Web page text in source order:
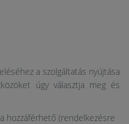
a szolgáltatás nyújtása
úgy választja meg és
hozzáférhető (rendelkezésre